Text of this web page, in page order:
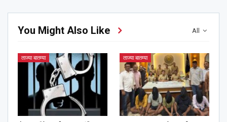
All
You Might Also Like
ताज्या बातम्या ताज्या बातम्या